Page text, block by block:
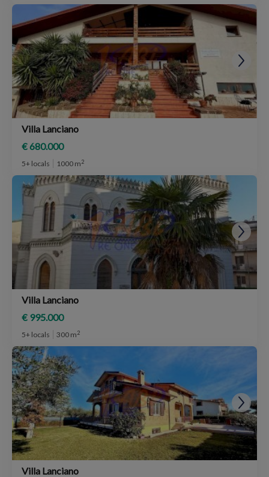
Villa Lanciano
€ 680.000
5+ locals 1000 m2
Villa Lanciano
€ 995.000
5+ locals 300 m2
Villa Lanciano